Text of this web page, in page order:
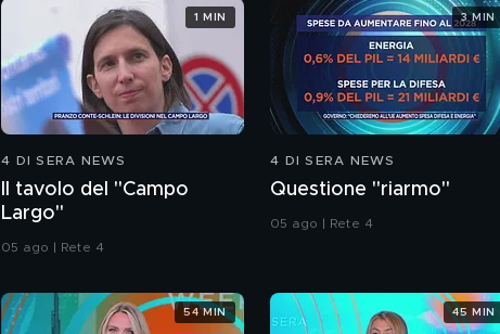
4 DI SERA NEWS
Il tavolo del "Campo
Largo"
05 ago | Rete 4
1 MIN
4 DI SERA NEWS
Questione "riarmo"
05 ago | Rete 4
3 MIN
54 MIN 45 MIN